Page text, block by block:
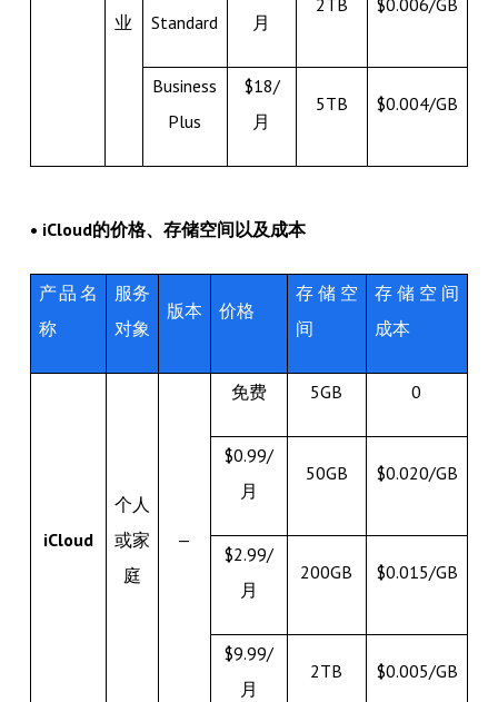
业 Standard 月
2TB $0.006/GB
Business
Plus
$18/
月
5TB $0.004/GB
• iCloud的价格、存储空间以及成本
产品名
称
服务
对象
版本 价格
存储空
间
存储空间
成本
iCloud
个人
或家
庭
—
免费 5GB 0
$0.99/
月
50GB $0.020/GB
$2.99/
月
200GB $0.015/GB
$9.99/
月
2TB $0.005/GB